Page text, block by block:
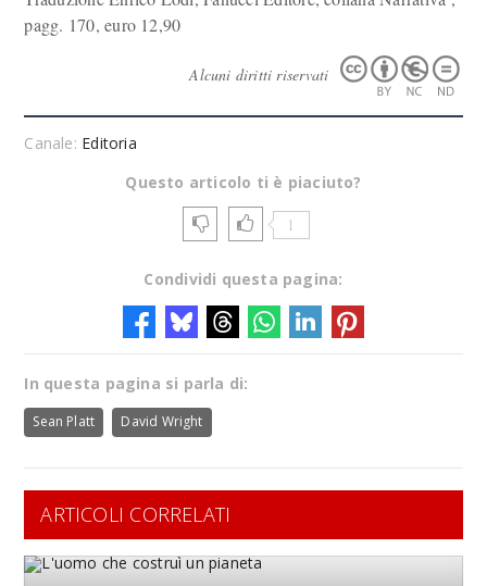
pagg. 170, euro 12,90
Alcuni diritti riservati
Canale: Editoria
Questo articolo ti è piaciuto?
1
Condividi questa pagina:
In questa pagina si parla di:
Sean Platt David Wright
ARTICOLI CORRELATI